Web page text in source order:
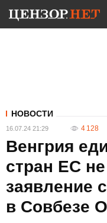
НОВОСТИ
16.07.24 21:29 4 128
Венгрия
стран ЕС
заявление
в Совбезе